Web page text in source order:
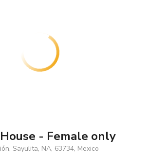
- Female only
Sayulita, NA, 63734, Mexico